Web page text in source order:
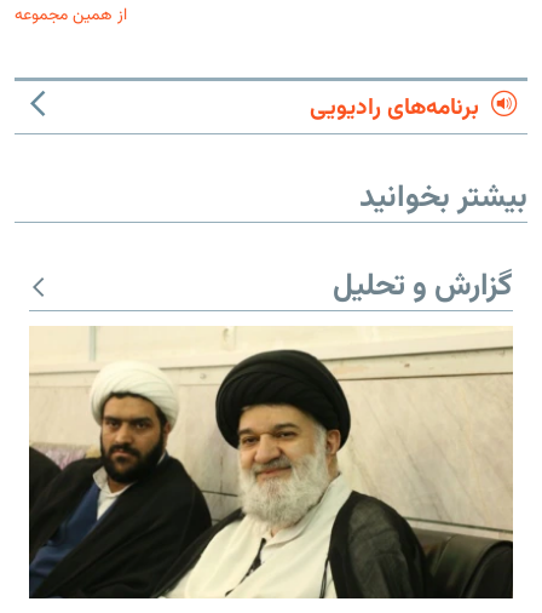
از همین مجموعه
برنامه‌های رادیویی
بیشتر بخوانید
گزارش و تحلیل